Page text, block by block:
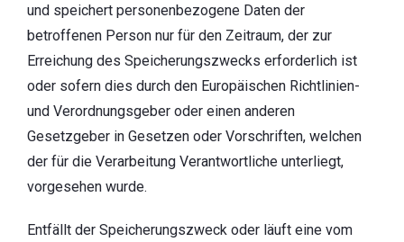
und speichert personenbezogene Daten der
betroffenen Person nur für den Zeitraum, der zur
Erreichung des Speicherungszwecks erforderlich ist
oder sofern dies durch den Europäischen Richtlinien-
und Verordnungsgeber oder einen anderen
Gesetzgeber in Gesetzen oder Vorschriften, welchen
der für die Verarbeitung Verantwortliche unterliegt,
vorgesehen wurde.
Entfällt der Speicherungszweck oder läuft eine vom